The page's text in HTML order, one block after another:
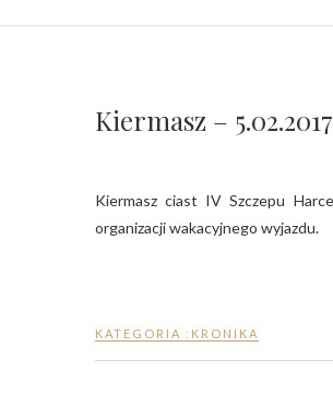
Kiermasz – 5.02.2017
Kiermasz ciast IV Szczepu Harcerskiego „Zawisza”. Kupując ciasta wsparliśmy harcerki, którym zebrane pieniądze pomogą w
organizacji wakacyjnego wyjazdu.
KATEGORIA : KRONIKA